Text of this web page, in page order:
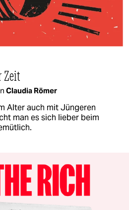
Zeit
Claudia Römer
Alter auch mit Jüngeren
man es sich lieber beim